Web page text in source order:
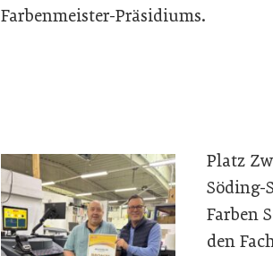
Farbenmeister-Präsidiums.
Platz
Söding-
Farben
den